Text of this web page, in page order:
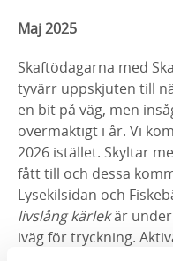
Maj 2025
Skaftödagarna med
tyvärr uppskjuten till
en bit på väg, men
övermäktigt i år. Vi
2026 istället. Skyltar
fått till och dessa
Lysekilsidan och
livslång kärlekär under
iväg för tryckning.